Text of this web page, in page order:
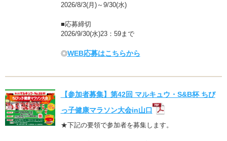
2026/8/3(月)～9/30(水)
■応募締切
2026/9/30(水)23：59まで
◎WEB応募はこちらから
【参加者募集】第42回 マルキュウ・S&B杯 ちび
っ子健康マラソン大会in山口
★下記の要領で参加者を募集します。